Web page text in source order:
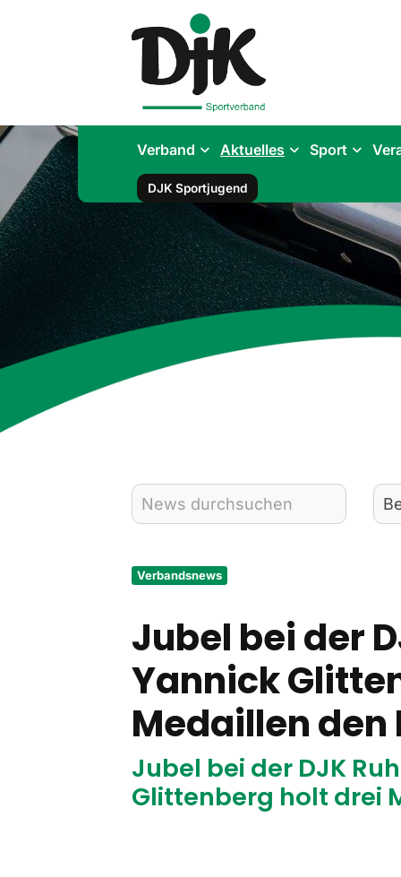
Verband Aktuelles Sport
DJK Sportjugend
Verbandsnews
Jubel bei der
Yannick
Medaillen den
Jubel bei der DJK
Glittenberg holt drei